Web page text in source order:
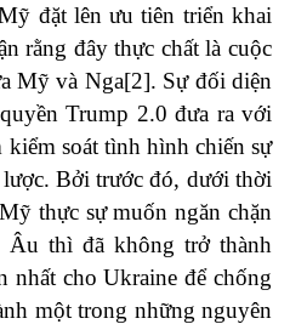
đặt lên ưu tiên triển khai
rằng đây thực chất là cuộc
Mỹ và Nga[2]. Sự đối diện
Trump 2.0 đưa ra với
soát tình hình chiến sự
Bởi trước đó, dưới thời
thực sự muốn ngăn chặn
Âu thì đã không trở thành
nhất cho Ukraine để chống
một trong những nguyên